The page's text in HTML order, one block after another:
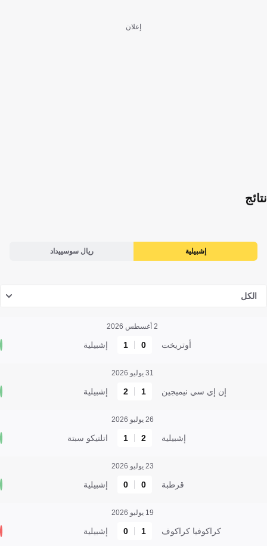
إعلان
نتائج
إشبيلية ريال سوسييداد
الكل
2 أغسطس 2026
أوتريخت 0
1 إشبيلية
31 يوليو 2026
إن إي سي نيميجين 1
2 إشبيلية
26 يوليو 2026
إشبيلية 2
1 اتلتيكو سبتة
23 يوليو 2026
قرطبة 0
0 إشبيلية
19 يوليو 2026
كراكوفيا كراكوف 1
0 إشبيلية